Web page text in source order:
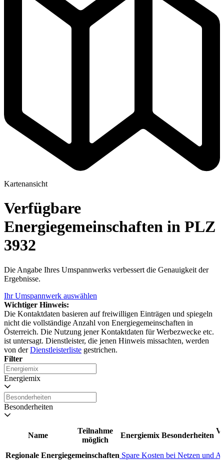
Kartenansicht
Verfügbare
Energiegemeinschaften in PLZ
3932
Die Angabe Ihres Umspannwerks verbessert die Genauigkeit der
Ergebnisse.
Ihr Umspannwerk auswählen
Wichtiger Hinweis:
Die Kontaktdaten basieren auf freiwilligen Einträgen und spiegeln
nicht die vollständige Anzahl von Energiegemeinschaften in
Österreich. Die Nutzung jener Kontaktdaten für Werbezwecke etc.
ist untersagt. Dienstleister, die jenen Hinweis missachten, werden
von derDienstleisterliste gestrichen.
Filter
Energiemix
Besonderheiten
Name
Teilnahme
möglich
Energiemix Besonderheiten
Regionale Energiegemeinschaften Spare Kosten bei Netzen und